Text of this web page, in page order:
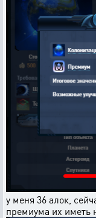
у меня 36 алок,
премиума их иметь